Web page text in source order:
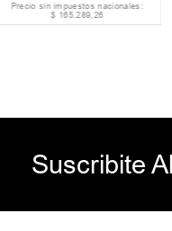
Precio sin impuestos nacionales:
$ 165.289,26
Suscribite